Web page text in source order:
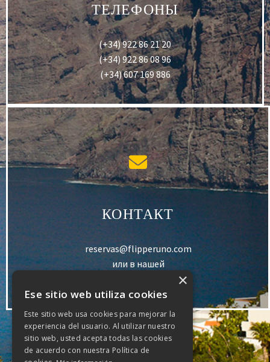
ТЕЛЕФОНЫ
(+34) 922 86 21 20
(+34) 922 86 08 96
(+34) 607 169 886
КОНТАКТ
reservas@flipperuno.com
или в нашей
контактной форме×
Ese sitio web utiliza cookies
Este sitio web usa cookies para mejorar la
experiencia del usuario. Al utilizar nuestro
sitio web, usted acepta todas las cookies
de acuerdo con nuestra Política de